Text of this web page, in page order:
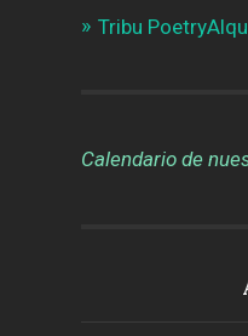
Tribu
Calendario de